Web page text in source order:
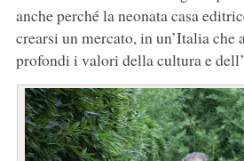
anche perché la neonata casa
crearsi un mercato, in un’Italia che
profondi i valori della cultura e